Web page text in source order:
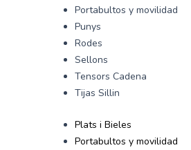
Portabultos y movilidad
Punys
Rodes
Sellons
Tensors Cadena
Tijas Sillin
Plats i Bieles
Portabultos y movilidad